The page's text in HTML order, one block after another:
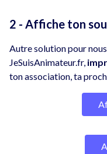
2 - Affiche ton
Autre solution pour
JeSuisAnimateur.fr,
ton association, ta